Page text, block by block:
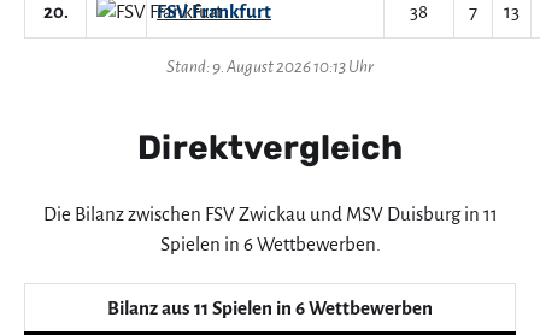
20. FSV Frankfurt 38 7 13
Stand: 9. August 2026 10:13 Uhr
Direktvergleich
Die Bilanz zwischen FSV Zwickau und MSV Duisburg in 11
Spielen in 6 Wettbewerben.
Bilanz aus 11 Spielen in 6 Wettbewerben